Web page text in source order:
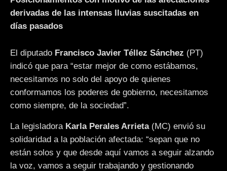
derivadas de las intensas lluvias suscitadas en
días pasados
El diputado Francisco Javier Téllez Sánchez (PT)
indicó que para “estar mejor de como estábamos,
necesitamos no solo del apoyo de quienes
conformamos los poderes de gobierno, necesitamos
como siempre, de la sociedad”.
La legisladora Karla Perales Arrieta(MC) envió su
solidaridad a la población afectada: “sepan que no
están solos y que desde aquí vamos a seguir alzando
la voz, vamos a seguir trabajando y gestionando